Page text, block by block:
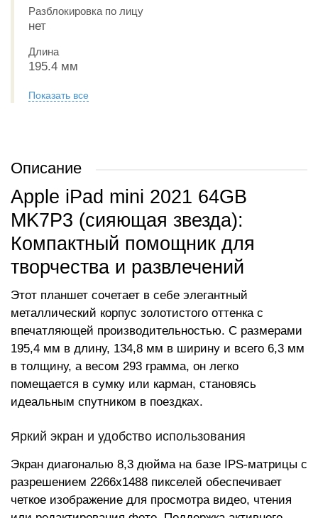
Разблокировка по лицу
нет
Длина
195.4 мм
Показать все
Описание
Apple iPad mini 2021 64GB
MK7P3 (сияющая звезда):
Компактный помощник для
творчества и развлечений
Этот планшет сочетает в себе элегантный
металлический корпус золотистого оттенка с
впечатляющей производительностью. С размерами
195,4 мм в длину, 134,8 мм в ширину и всего 6,3 мм
в толщину, а весом 293 грамма, он легко
помещается в сумку или карман, становясь
идеальным спутником в поездках.
Яркий экран и удобство использования
Экран диагональю 8,3 дюйма на базе IPS-матрицы с
разрешением 2266x1488 пикселей обеспечивает
четкое изображение для просмотра видео, чтения